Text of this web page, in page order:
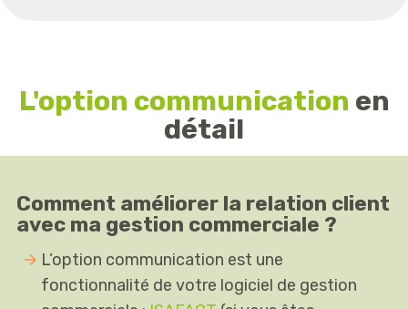
L'option communication en
détail
Comment améliorer la relation client
avec ma gestion commerciale ?
L’option communication est une
fonctionnalité de votre logiciel de gestion